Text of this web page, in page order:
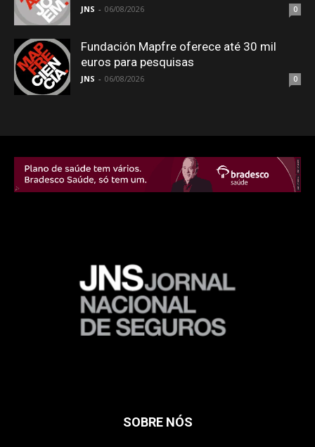
JNS - 06/08/2026 0
Fundación Mapfre oferece até 30 mil
euros para pesquisas
JNS - 06/08/2026 0
SOBRE NÓS